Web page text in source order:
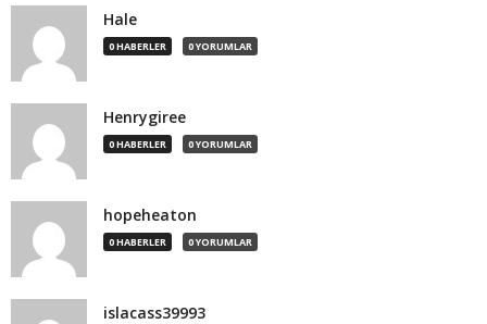
Hale
0 HABERLER 0 YORUMLAR
Henrygiree
0 HABERLER 0 YORUMLAR
hopeheaton
0 HABERLER 0 YORUMLAR
islacass39993